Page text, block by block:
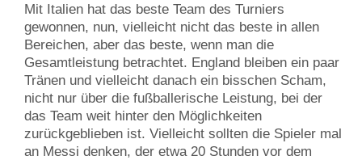
Mit Italien hat das beste Team des Turniers
gewonnen, nun, vielleicht nicht das beste in allen
Bereichen, aber das beste, wenn man die
Gesamtleistung betrachtet. England bleiben ein paar
Tränen und vielleicht danach ein bisschen Scham,
nicht nur über die fußballerische Leistung, bei der
das Team weit hinter den Möglichkeiten
zurückgeblieben ist. Vielleicht sollten die Spieler mal
an Messi denken, der etwa 20 Stunden vor dem